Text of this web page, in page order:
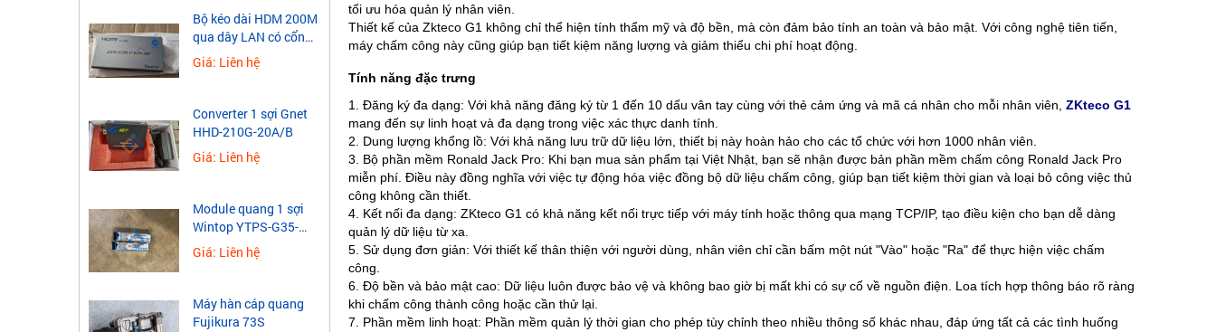
​Bộ kéo dài HDM 200M
qua dây LAN có cổng
USB
Giá: Liên hệ
Converter 1 sợi Gnet
HHD-210G-20A/B
Giá: Liên hệ
Module quang 1 sợi
Wintop YTPS-G35-
40LD 1.25G
Giá: Liên hệ
Máy hàn cáp quang
Fujikura 73S
tối ưu hóa quản lý nhân viên.
Thiết kế của Zkteco G1 không chỉ thể hiện tính thẩm mỹ và độ bền, mà còn đảm bảo tính an toàn và bảo mật. Với công nghệ tiên tiến,
máy chấm công này cũng giúp bạn tiết kiệm năng lượng và giảm thiểu chi phí hoạt động.
Tính năng đặc trưng
1. Đăng ký đa dạng: Với khả năng đăng ký từ 1 đến 10 dấu vân tay cùng với thẻ cảm ứng và mã cá nhân cho mỗi nhân viên, ZKteco G1
mang đến sự linh hoạt và đa dạng trong việc xác thực danh tính.
2. Dung lượng khổng lồ: Với khả năng lưu trữ dữ liệu lớn, thiết bị này hoàn hảo cho các tổ chức với hơn 1000 nhân viên.
3. Bộ phần mềm Ronald Jack Pro: Khi bạn mua sản phẩm tại Việt Nhật, bạn sẽ nhận được bản phần mềm chấm công Ronald Jack Pro
miễn phí. Điều này đồng nghĩa với việc tự động hóa việc đồng bộ dữ liệu chấm công, giúp bạn tiết kiệm thời gian và loại bỏ công việc thủ
công không cần thiết.
4. Kết nối đa dạng: ZKteco G1 có khả năng kết nối trực tiếp với máy tính hoặc thông qua mạng TCP/IP, tạo điều kiện cho bạn dễ dàng
quản lý dữ liệu từ xa.
5. Sử dụng đơn giản: Với thiết kế thân thiện với người dùng, nhân viên chỉ cần bấm một nút "Vào" hoặc "Ra" để thực hiện việc chấm
công.
6. Độ bền và bảo mật cao: Dữ liệu luôn được bảo vệ và không bao giờ bị mất khi có sự cố về nguồn điện. Loa tích hợp thông báo rõ ràng
khi chấm công thành công hoặc cần thử lại.
7. Phần mềm linh hoạt: Phần mềm quản lý thời gian cho phép tùy chỉnh theo nhiều thông số khác nhau, đáp ứng tất cả các tình huống